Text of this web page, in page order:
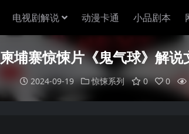
电视剧解说 动漫卡通 小品剧本
柬埔寨惊悚片《鬼气球》解说
2024-09-19 惊悚系列 0 0